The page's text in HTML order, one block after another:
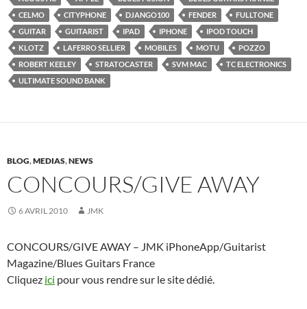
CELMO
CITYPHONE DJANGO100 FENDER
FULLTONE
GUITAR
GUITARIST IPAD IPHONE
IPOD TOUCH
KLOTZ
LAFERRO SELLIER MOBILES MOTU
POZZO
ROBERT KEELEY
STRATOCASTER SVM MAC
TC ELECTRONICS
ULTIMATE SOUND BANK
BLOG,MEDIAS,NEWS
CONCOURS/GIVE AWAY
6 AVRIL 2010 JMK
CONCOURS/GIVE AWAY – JMK iPhoneApp/Guitarist
Magazine/Blues Guitars France
Cliquez ici pour vous rendre sur le site dédié.